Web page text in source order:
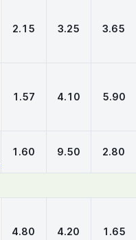
2.15 3.25 3.65
1.57 4.10 5.90
1.60 9.50 2.80
4.80 4.20 1.65